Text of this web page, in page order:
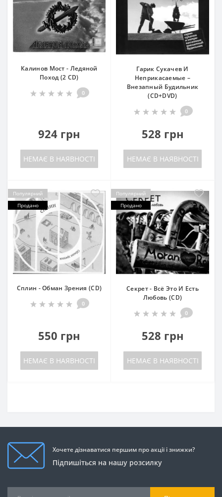
Калинов Мост - Ледяной
Поход (2 CD)
0
924 грн
НЕМАЄ В НАЯВНОСТІ
Гарик Сукачев И
Неприкасаемые –
Внезапный Будильник
(CD+DVD)
0
528 грн
НЕМАЄ В НАЯВНОСТІ
Популярний
Продано
Сплин - Обман Зрения (CD)
0
550 грн
НЕМАЄ В НАЯВНОСТІ
Популярний
Продано
Секрет - Всё Это И Есть
Любовь (CD)
0
528 грн
НЕМАЄ В НАЯВНОСТІ
Хочете дізнаватися першим про акції і знижки?
Підпишіться на нашу розсилку